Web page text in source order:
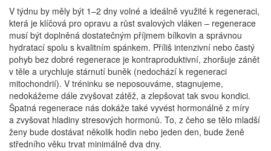
V týdnu by měly být 1–2 dny volné a ideálně využité k regeneraci,
která je klíčová pro opravu a růst svalových vláken – regenerace
musí být doplněná dostatečným příjmem bílkovin a správnou
hydratací spolu s kvalitním spánkem. Příliš intenzivní nebo častý
pohyb bez dobré regenerace je kontraproduktivní, zhoršuje zánět
v těle a urychluje stárnutí buněk (nedochází k regeneraci
mitochondrií). V tréninku se neposouváme, stagnujeme,
nedokážeme dále zvyšovat zátěž, a zlepšovat tak svou kondici.
Špatná regenerace nás dokáže také vyvést hormonálně z míry
a zvyšovat hladiny stresových hormonů. To, z čeho se tělo mladší
ženy bude dostávat několik hodin nebo jeden den, bude ženě
středního věku trvat minimálně dva dny.